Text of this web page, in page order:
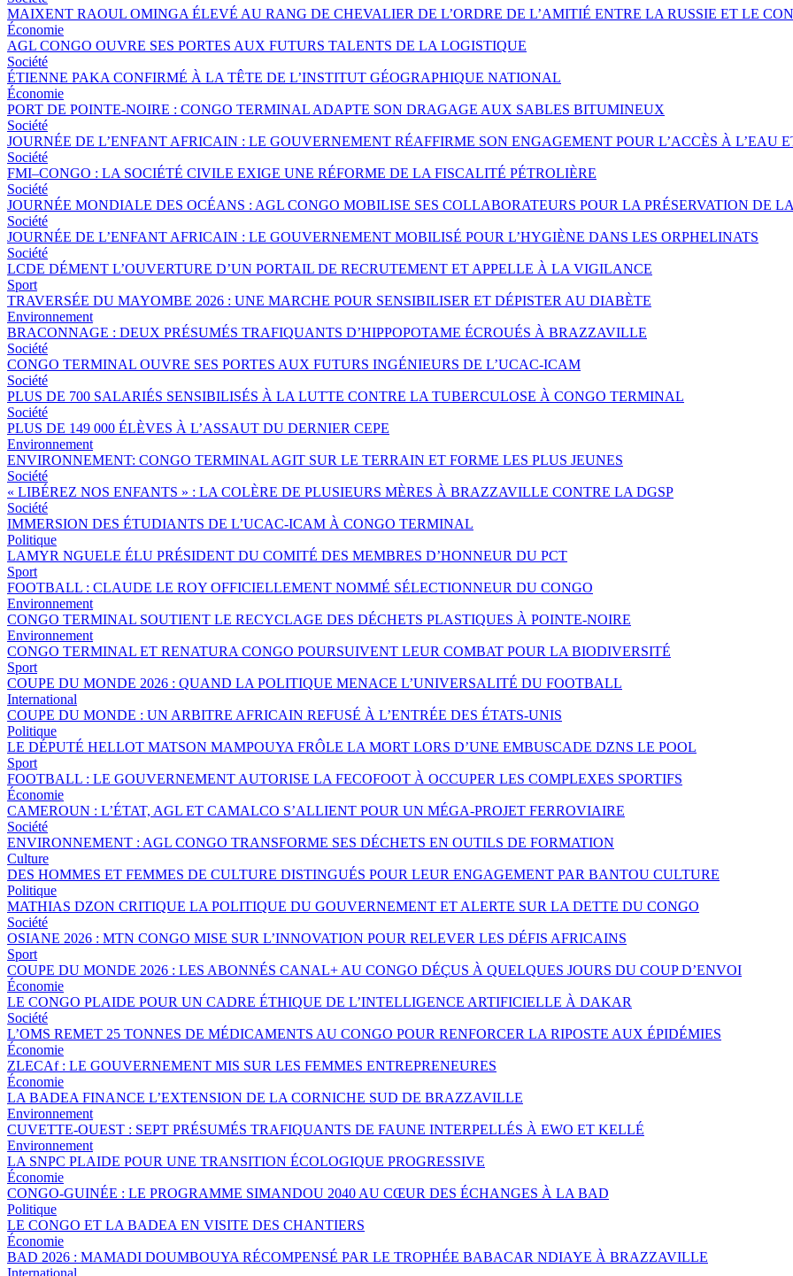
MAIXENT RAOUL OMINGA ÉLEVÉ AU RANG DE CHEVALIER DE L’ORDRE DE L’AMITIÉ ENTRE LA RUSSIE ET LE
Économie
AGL CONGO OUVRE SES PORTES AUX FUTURS TALENTS DE LA LOGISTIQUE
Société
ÉTIENNE PAKA CONFIRMÉ À LA TÊTE DE L’INSTITUT GÉOGRAPHIQUE NATIONAL
Économie
PORT DE POINTE-NOIRE : CONGO TERMINAL ADAPTE SON DRAGAGE AUX SABLES BITUMINEUX
Société
JOURNÉE DE L’ENFANT AFRICAIN : LE GOUVERNEMENT RÉAFFIRME SON ENGAGEMENT POUR L’ACCÈS À L’EAU
Société
FMI–CONGO : LA SOCIÉTÉ CIVILE EXIGE UNE RÉFORME DE LA FISCALITÉ PÉTROLIÈRE
Société
JOURNÉE MONDIALE DES OCÉANS : AGL CONGO MOBILISE SES COLLABORATEURS POUR LA PRÉSERVATION DE
Société
JOURNÉE DE L’ENFANT AFRICAIN : LE GOUVERNEMENT MOBILISÉ POUR L’HYGIÈNE DANS LES ORPHELINATS
Société
LCDE DÉMENT L’OUVERTURE D’UN PORTAIL DE RECRUTEMENT ET APPELLE À LA VIGILANCE
Sport
TRAVERSÉE DU MAYOMBE 2026 : UNE MARCHE POUR SENSIBILISER ET DÉPISTER AU DIABÈTE
Environnement
BRACONNAGE : DEUX PRÉSUMÉS TRAFIQUANTS D’HIPPOPOTAME ÉCROUÉS À BRAZZAVILLE
Société
CONGO TERMINAL OUVRE SES PORTES AUX FUTURS INGÉNIEURS DE L’UCAC-ICAM
Société
PLUS DE 700 SALARIÉS SENSIBILISÉS À LA LUTTE CONTRE LA TUBERCULOSE À CONGO TERMINAL
Société
PLUS DE 149 000 ÉLÈVES À L’ASSAUT DU DERNIER CEPE
Environnement
ENVIRONNEMENT: CONGO TERMINAL AGIT SUR LE TERRAIN ET FORME LES PLUS JEUNES
Société
« LIBÉREZ NOS ENFANTS » : LA COLÈRE DE PLUSIEURS MÈRES À BRAZZAVILLE CONTRE LA DGSP
Société
IMMERSION DES ÉTUDIANTS DE L’UCAC-ICAM À CONGO TERMINAL
Politique
LAMYR NGUELE ÉLU PRÉSIDENT DU COMITÉ DES MEMBRES D’HONNEUR DU PCT
Sport
FOOTBALL : CLAUDE LE ROY OFFICIELLEMENT NOMMÉ SÉLECTIONNEUR DU CONGO
Environnement
CONGO TERMINAL SOUTIENT LE RECYCLAGE DES DÉCHETS PLASTIQUES À POINTE-NOIRE
Environnement
CONGO TERMINAL ET RENATURA CONGO POURSUIVENT LEUR COMBAT POUR LA BIODIVERSITÉ
Sport
COUPE DU MONDE 2026 : QUAND LA POLITIQUE MENACE L’UNIVERSALITÉ DU FOOTBALL
International
COUPE DU MONDE : UN ARBITRE AFRICAIN REFUSÉ À L’ENTRÉE DES ÉTATS-UNIS
Politique
LE DÉPUTÉ HELLOT MATSON MAMPOUYA FRÔLE LA MORT LORS D’UNE EMBUSCADE DZNS LE POOL
Sport
FOOTBALL : LE GOUVERNEMENT AUTORISE LA FECOFOOT À OCCUPER LES COMPLEXES SPORTIFS
Économie
CAMEROUN : L’ÉTAT, AGL ET CAMALCO S’ALLIENT POUR UN MÉGA-PROJET FERROVIAIRE
Société
ENVIRONNEMENT : AGL CONGO TRANSFORME SES DÉCHETS EN OUTILS DE FORMATION
Culture
DES HOMMES ET FEMMES DE CULTURE DISTINGUÉS POUR LEUR ENGAGEMENT PAR BANTOU CULTURE
Politique
MATHIAS DZON CRITIQUE LA POLITIQUE DU GOUVERNEMENT ET ALERTE SUR LA DETTE DU CONGO
Société
OSIANE 2026 : MTN CONGO MISE SUR L’INNOVATION POUR RELEVER LES DÉFIS AFRICAINS
Sport
COUPE DU MONDE 2026 : LES ABONNÉS CANAL+ AU CONGO DÉÇUS À QUELQUES JOURS DU COUP D’ENVOI
Économie
LE CONGO PLAIDE POUR UN CADRE ÉTHIQUE DE L’INTELLIGENCE ARTIFICIELLE À DAKAR
Société
L’OMS REMET 25 TONNES DE MÉDICAMENTS AU CONGO POUR RENFORCER LA RIPOSTE AUX ÉPIDÉMIES
Économie
ZLECAf : LE GOUVERNEMENT MIS SUR LES FEMMES ENTREPRENEURES
Économie
LA BADEA FINANCE L’EXTENSION DE LA CORNICHE SUD DE BRAZZAVILLE
Environnement
CUVETTE-OUEST : SEPT PRÉSUMÉS TRAFIQUANTS DE FAUNE INTERPELLÉS À EWO ET KELLÉ
Environnement
LA SNPC PLAIDE POUR UNE TRANSITION ÉCOLOGIQUE PROGRESSIVE
Économie
CONGO-GUINÉE : LE PROGRAMME SIMANDOU 2040 AU CŒUR DES ÉCHANGES À LA BAD
Politique
LE CONGO ET LA BADEA EN VISITE DES CHANTIERS
Économie
BAD 2026 : MAMADI DOUMBOUYA RÉCOMPENSÉ PAR LE TROPHÉE BABACAR NDIAYE À BRAZZAVILLE
International